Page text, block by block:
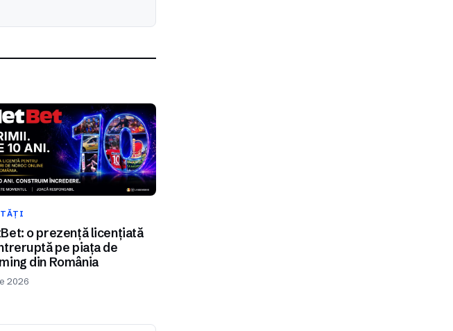
o prezență licențiată
pe piața de
din România
2026